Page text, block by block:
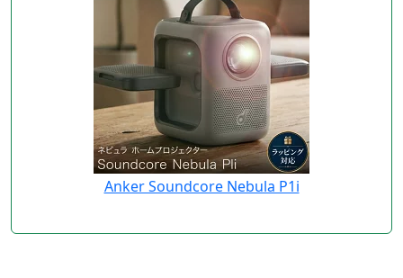
Anker Soundcore Nebula P1i